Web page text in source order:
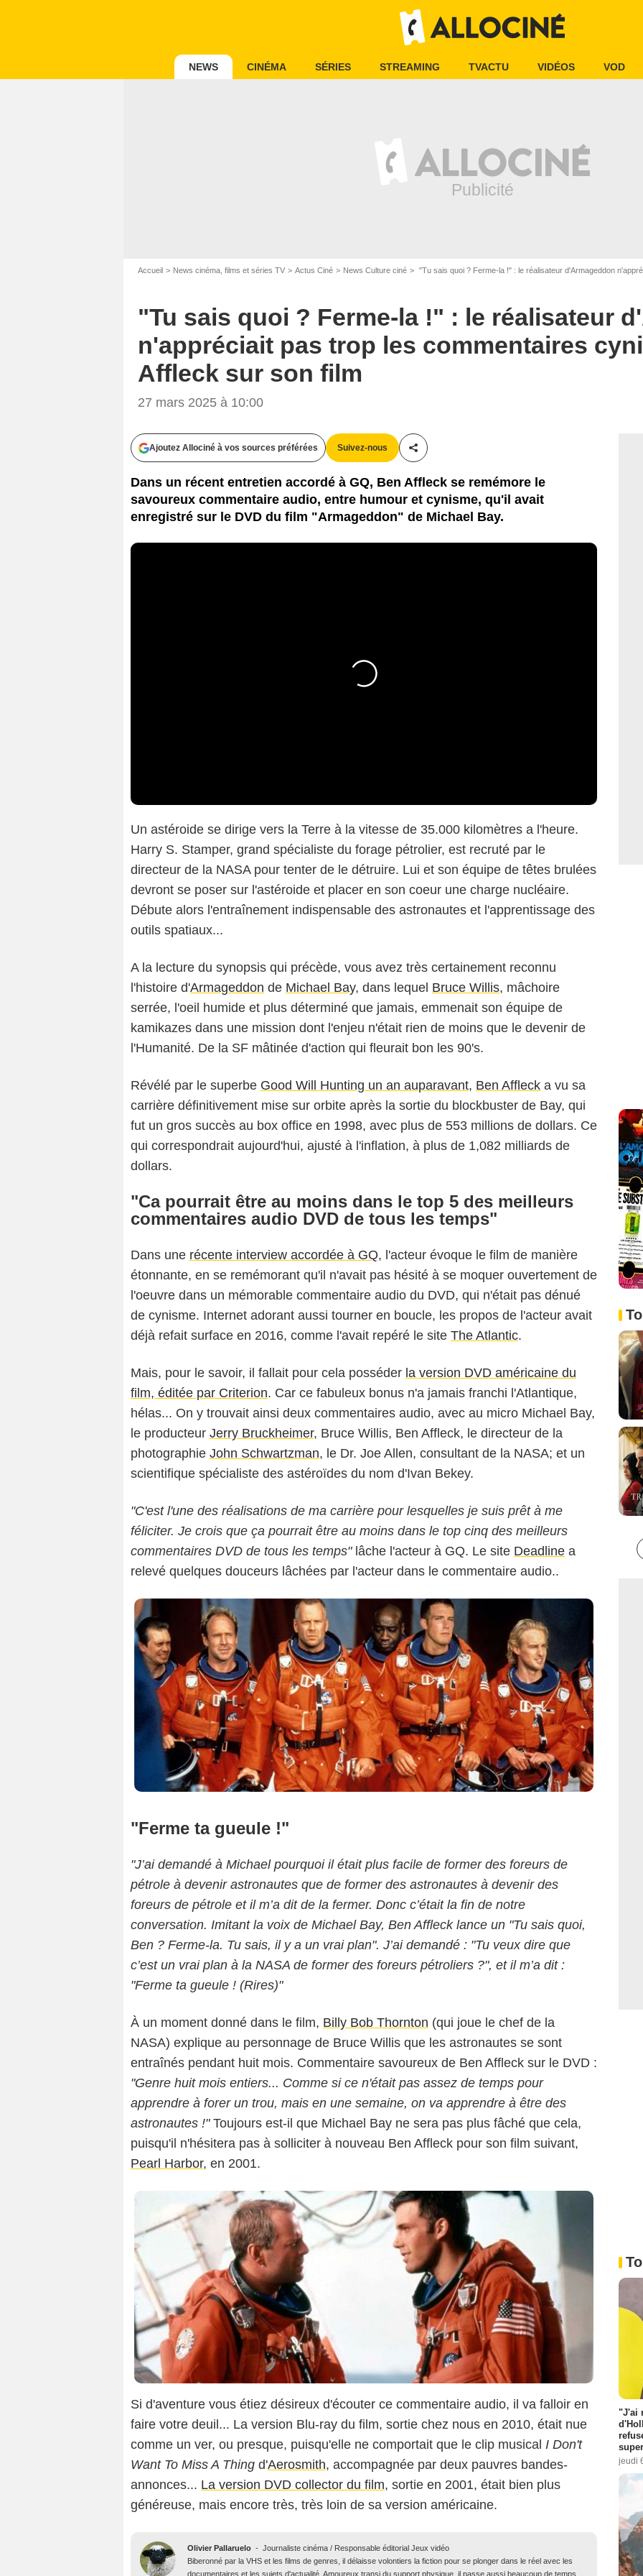
NEWS CINÉMA SÉRIES STREAMING TVACTU VIDÉOS VOD
Accueil News cinéma, films et séries TV Actus Ciné News Culture ciné "Tu sais quoi ? Ferme-la !" : le réalisateur d'Armageddon n'appréciait
"Tu sais quoi ? Ferme-la !" : le réalisateur
n'appréciait pas trop les commentaires
Affleck sur son film
27 mars 2025 à 10:00
Ajoutez Allociné à vos sources préférées Suivez-nous
Partager cet article
Dans un récent entretien accordé à GQ, Ben Affleck se remémore le
savoureux commentaire audio, entre humour et cynisme, qu'il avait
enregistré sur le DVD du film "Armageddon" de Michael Bay.
Un astéroide se dirige vers la Terre à la vitesse de 35.000 kilomètres a l'heure.
Harry S. Stamper, grand spécialiste du forage pétrolier, est recruté par le
directeur de la NASA pour tenter de le détruire. Lui et son équipe de têtes brulées
devront se poser sur l'astéroide et placer en son coeur une charge nucléaire.
Débute alors l'entraînement indispensable des astronautes et l'apprentissage des
outils spatiaux...
A la lecture du synopsis qui précède, vous avez très certainement reconnu
l'histoire d'Armageddon de Michael Bay, dans lequel Bruce Willis, mâchoire
serrée, l'oeil humide et plus déterminé que jamais, emmenait son équipe de
kamikazes dans une mission dont l'enjeu n'était rien de moins que le devenir de
l'Humanité. De la SF mâtinée d'action qui fleurait bon les 90's.
Révélé par le superbe Good Will Hunting un an auparavant, Ben Affleck a vu sa
carrière définitivement mise sur orbite après la sortie du blockbuster de Bay, qui
fut un gros succès au box office en 1998, avec plus de 553 millions de dollars. Ce
qui correspondrait aujourd'hui, ajusté à l'inflation, à plus de 1,082 milliards de
dollars.
"Ca pourrait être au moins dans le top 5 des meilleurs
commentaires audio DVD de tous les temps"
Dans une récente interview accordée à GQ, l'acteur évoque le film de manière
étonnante, en se remémorant qu'il n'avait pas hésité à se moquer ouvertement de
l'oeuvre dans un mémorable commentaire audio du DVD, qui n'était pas dénué
de cynisme. Internet adorant aussi tourner en boucle, les propos de l'acteur avait
déjà refait surface en 2016, comme l'avait repéré le site The Atlantic.
Mais, pour le savoir, il fallait pour cela posséder la version DVD américaine du
film, éditée par Criterion. Car ce fabuleux bonus n'a jamais franchi l'Atlantique,
hélas... On y trouvait ainsi deux commentaires audio, avec au micro Michael Bay,
le producteur Jerry Bruckheimer, Bruce Willis, Ben Affleck, le directeur de la
photographie John Schwartzman, le Dr. Joe Allen, consultant de la NASA; et un
scientifique spécialiste des astéroïdes du nom d'Ivan Bekey.
"C'est l'une des réalisations de ma carrière pour lesquelles je suis prêt à me
féliciter. Je crois que ça pourrait être au moins dans le top cinq des meilleurs
commentaires DVD de tous les temps"lâche l'acteur à GQ. Le site Deadline a
relevé quelques douceurs lâchées par l'acteur dans le commentaire audio..
Buena Vista Pictures
"Ferme ta gueule !"
"J’ai demandé à Michael pourquoi il était plus facile de former des foreurs de
pétrole à devenir astronautes que de former des astronautes à devenir des
foreurs de pétrole et il m’a dit de la fermer. Donc c’était la fin de notre
conversation. Imitant la voix de Michael Bay, Ben Affleck lance un "Tu sais quoi,
Ben ? Ferme-la. Tu sais, il y a un vrai plan". J’ai demandé : "Tu veux dire que
c’est un vrai plan à la NASA de former des foreurs pétroliers ?", et il m’a dit :
"Ferme ta gueule ! (Rires)"
À un moment donné dans le film, Billy Bob Thornton (qui joue le chef de la
NASA) explique au personnage de Bruce Willis que les astronautes se sont
entraînés pendant huit mois. Commentaire savoureux de Ben Affleck sur le DVD :
"Genre huit mois entiers... Comme si ce n'était pas assez de temps pour
apprendre à forer un trou, mais en une semaine, on va apprendre à être des
astronautes !" Toujours est-il que Michael Bay ne sera pas plus fâché que cela,
puisqu'il n'hésitera pas à solliciter à nouveau Ben Affleck pour son film suivant,
Pearl Harbor, en 2001.
Si d'aventure vous étiez désireux d'écouter ce commentaire audio, il va falloir en
faire votre deuil... La version Blu-ray du film, sortie chez nous en 2010, était nue
comme un ver, ou presque, puisqu'elle ne comportait que le clip musical I Don't
Want To Miss A Thing d'Aerosmith, accompagnée par deux pauvres bandes-
annonces... La version DVD collector du film, sortie en 2001, était bien plus
généreuse, mais encore très, très loin de sa version américaine.
Olivier Pallaruelo - Journaliste cinéma / Responsable éditorial Jeux vidéo
Biberonné par la VHS et les films de genres, il délaisse volontiers la fiction pour se plonger dans le réel avec les
documentaires et les sujets d'actualité. Amoureux transi du support physique, il passe aussi beaucoup de temps
"J'ai
jeudi